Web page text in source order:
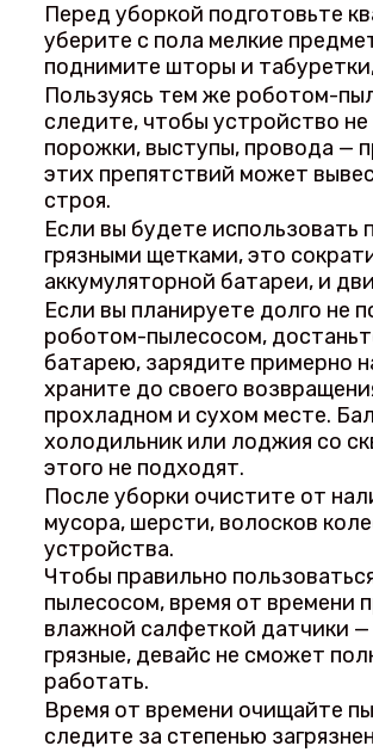
Перед уборкой подготовьте
уберите с пола мелкие
поднимите шторы и
Пользуясь тем же роботом-
следите, чтобы устройство
порожки, выступы, провода —
этих препятствий может
строя.
Если вы будете использовать
грязными щетками, это
аккумуляторной батареи, и
Если вы планируете долго не
роботом-пылесосом,
батарею, зарядите примерно
храните до своего
прохладном и сухом месте.
холодильник или лоджия со
этого не подходят.
После уборки очистите от
мусора, шерсти, волосков
устройства.
Чтобы правильно
пылесосом, время от времени
влажной салфеткой датчики —
грязные, девайс не сможет
работать.
Время от времени очищайте
следите за степенью